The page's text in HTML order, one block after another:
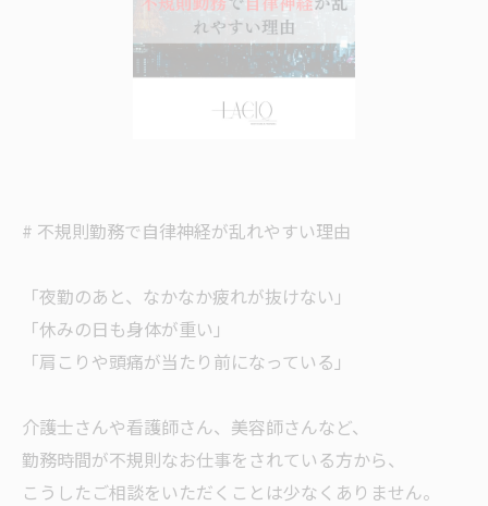
# 不規則勤務で自律神経が乱れやすい理由
「夜勤のあと、なかなか疲れが抜けない」
「休みの日も身体が重い」
「肩こりや頭痛が当たり前になっている」
介護士さんや看護師さん、美容師さんなど、
勤務時間が不規則なお仕事をされている方から、
こうしたご相談をいただくことは少なくありません。